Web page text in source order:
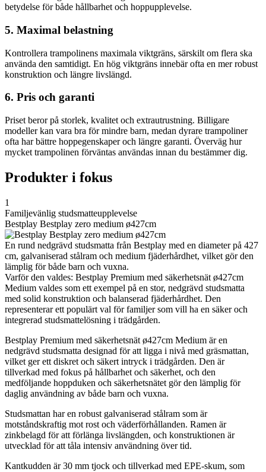
betydelse för både hållbarhet och hoppupplevelse.
5. Maximal belastning
Kontrollera trampolinens maximala viktgräns, särskilt om flera ska
använda den samtidigt. En hög viktgräns innebär ofta en mer robust
konstruktion och längre livslängd.
6. Pris och garanti
Priset beror på storlek, kvalitet och extrautrustning. Billigare
modeller kan vara bra för mindre barn, medan dyrare trampoliner
ofta har bättre hoppegenskaper och längre garanti. Överväg hur
mycket trampolinen förväntas användas innan du bestämmer dig.
Produkter i fokus
1
Familjevänlig studsmatteupplevelse
Bestplay Bestplay zero medium ø427cm
En rund nedgrävd studsmatta från Bestplay med en diameter på 427
cm, galvaniserad stålram och medium fjäderhårdhet, vilket gör den
lämplig för både barn och vuxna.
Varför den valdes: Bestplay Premium med säkerhetsnät ø427cm
Medium valdes som ett exempel på en stor, nedgrävd studsmatta
med solid konstruktion och balanserad fjäderhårdhet. Den
representerar ett populärt val för familjer som vill ha en säker och
integrerad studsmattelösning i trädgården.
Bestplay Premium med säkerhetsnät ø427cm Medium är en
nedgrävd studsmatta designad för att ligga i nivå med gräsmattan,
vilket ger ett diskret och säkert intryck i trädgården. Den är
tillverkad med fokus på hållbarhet och säkerhet, och den
medföljande hoppduken och säkerhetsnätet gör den lämplig för
daglig användning av både barn och vuxna.
Studsmattan har en robust galvaniserad stålram som är
motståndskraftig mot rost och väderförhållanden. Ramen är
zinkbelagd för att förlänga livslängden, och konstruktionen är
utvecklad för att tåla intensiv användning över tid.
Kantkudden är 30 mm tjock och tillverkad med EPE-skum, som